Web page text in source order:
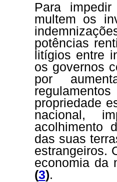
Para
multem os
potências
litígios entre
os governos
por
propriedade
nacional,
acolhimento
das suas
estrangeiros.
economia da
(3).